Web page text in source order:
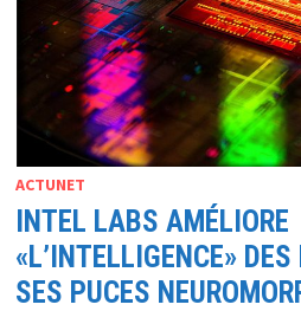
ACTUNET
INTEL LABS AMÉLIORE
«L’INTELLIGENCE»
SES PUCES